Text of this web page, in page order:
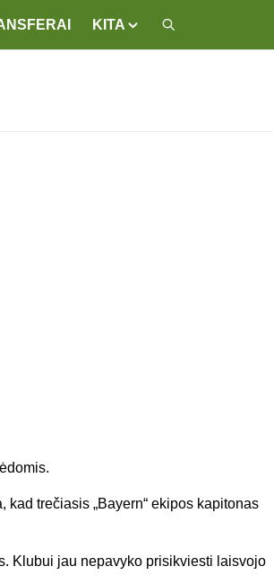
KITA
trečiasis „Bayern“ ekipos kapitonas
Klubui jau nepavyko prisikviesti laisvojo